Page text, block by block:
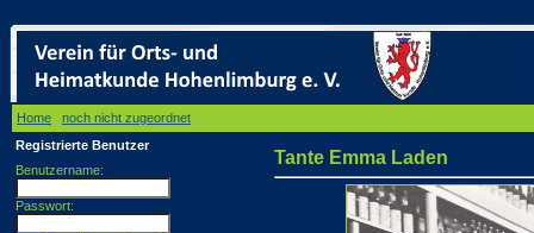
Home noch nicht zugeordnet
Registrierte Benutzer
Benutzername:
Passwort:
Tante Emma Laden